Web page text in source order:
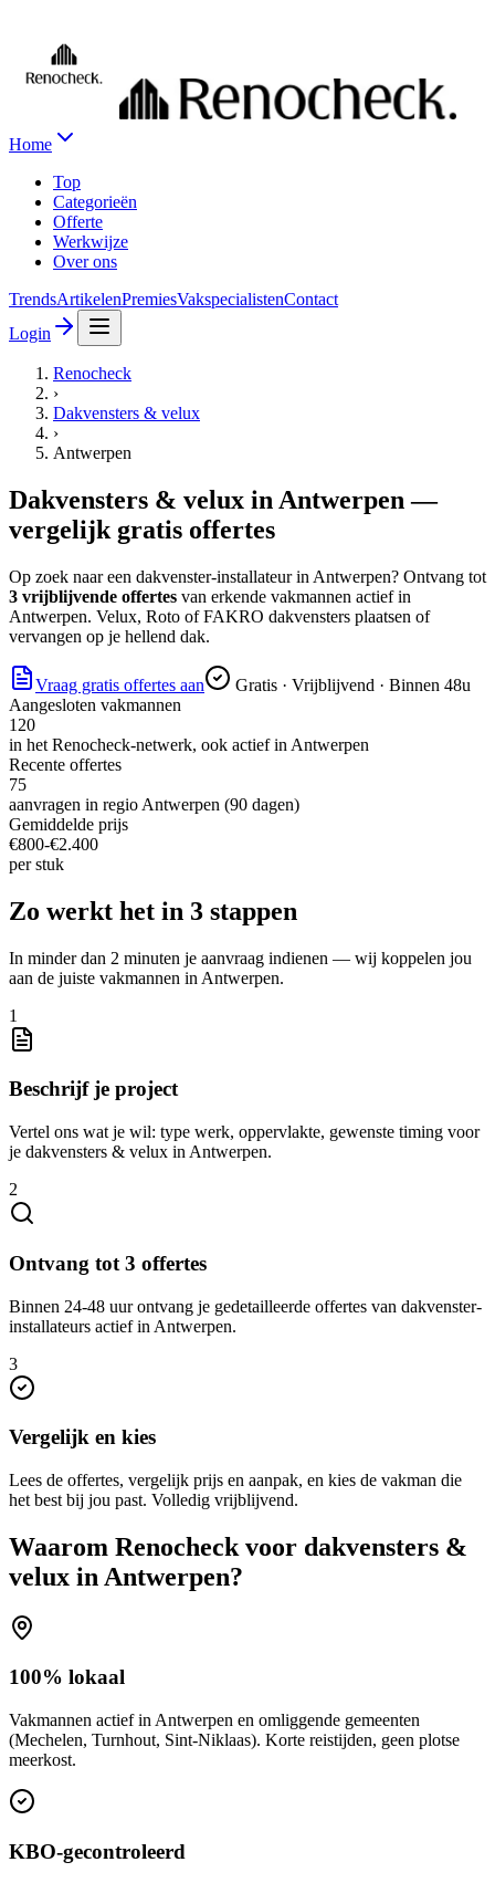
Home
Top
Categorieën
Offerte
Werkwijze
Over ons
TrendsArtikelenPremiesVakspecialistenContact
Login
Renocheck
›
Dakvensters & velux
›
Antwerpen
Dakvensters & velux in Antwerpen —
vergelijk gratis offertes
Op zoek naareen dakvenster-installateurin Antwerpen? Ontvang tot
3 vrijblijvende offertes van erkende vakmannen actief in
Antwerpen. Velux, Roto of FAKRO dakvensters plaatsen of
vervangen op je hellend dak.
Vraag gratis offertes aan
Gratis · Vrijblijvend · Binnen 48u
Aangesloten vakmannen
120
in het Renocheck-netwerk, ook actief in Antwerpen
Recente offertes
75
aanvragen in regio Antwerpen (90 dagen)
Gemiddelde prijs
€800-€2.400
perstuk
Zo werkt het in 3 stappen
In minder dan 2 minuten je aanvraag indienen — wij koppelen jou
aan de juiste vakmannen in Antwerpen.
1
Beschrijf je project
Vertel ons wat je wil: type werk, oppervlakte, gewenste timing voor
je dakvensters & velux in Antwerpen.
2
Ontvang tot 3 offertes
Binnen 24-48 uur ontvang je gedetailleerde offertes van dakvenster-
installateurs actief in Antwerpen.
3
Vergelijk en kies
Lees de offertes, vergelijk prijs en aanpak, en kies de vakman die
het best bij jou past. Volledig vrijblijvend.
Waarom Renocheck voor dakvensters &
velux in Antwerpen?
100% lokaal
Vakmannen actief in Antwerpen en omliggende gemeenten
(Mechelen, Turnhout, Sint-Niklaas). Korte reistijden, geen plotse
meerkost.
KBO-gecontroleerd